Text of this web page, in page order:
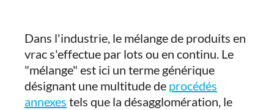
Dans l'industrie, le mélange de produits en
vrac s'effectue par lots ou en continu. Le
"mélange" est ici un terme générique
désignant une multitude de procédés
annexes tels que la désagglomération, le